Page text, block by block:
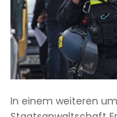
In einem weiteren